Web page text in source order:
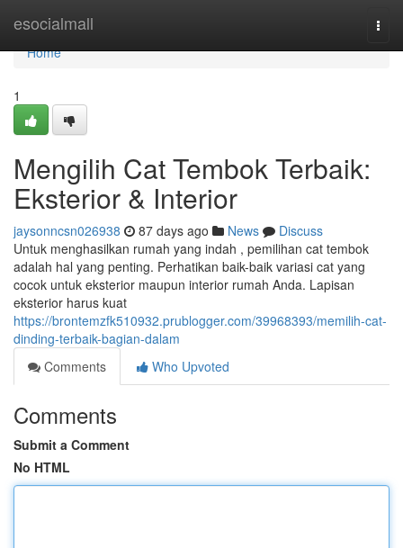
esocialmall
Home
Home
1
Mengilih Cat Tembok Terbaik:
Eksterior & Interior
jaysonncsn026938 87 days ago News
Discuss
Untuk menghasilkan rumah yang indah , pemilihan cat tembok
adalah hal yang penting. Perhatikan baik-baik variasi cat yang
cocok untuk eksterior maupun interior rumah Anda. Lapisan
eksterior harus kuat
https://brontemzfk510932.prublogger.com/39968393/memilih-cat-
dinding-terbaik-bagian-dalam
Comments
Who Upvoted
Comments
Submit a Comment
No HTML